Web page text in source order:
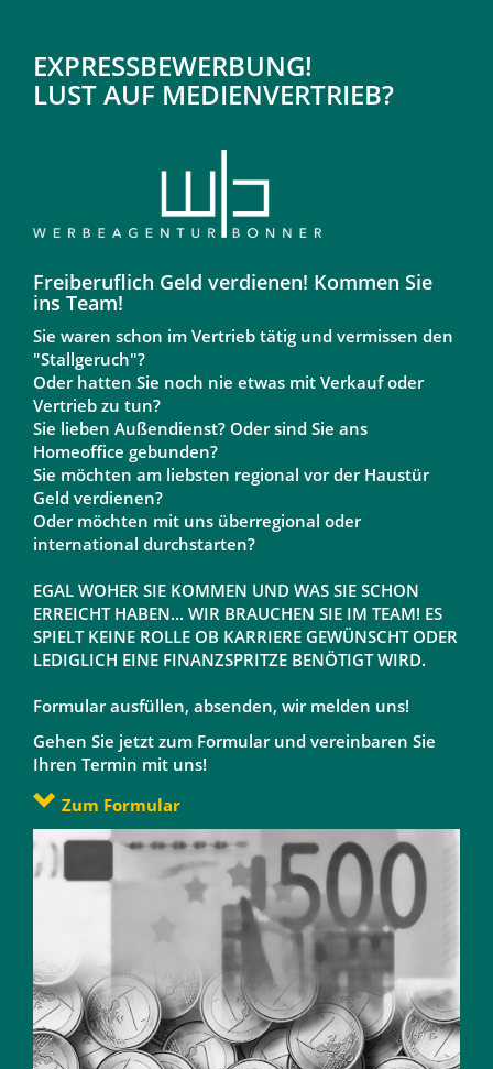
EXPRESSBEWERBUNG!
LUST AUF MEDIENVERTRIEB?
Freiberuflich Geld verdienen! Kommen Sie
ins Team!
Sie waren schon im Vertrieb tätig und vermissen den
"Stallgeruch"?
Oder hatten Sie noch nie etwas mit Verkauf oder
Vertrieb zu tun?
Sie lieben Außendienst? Oder sind Sie ans
Homeoffice gebunden?
Sie möchten am liebsten regional vor der Haustür
Geld verdienen?
Oder möchten mit uns überregional oder
international durchstarten?
EGAL WOHER SIE KOMMEN UND WAS SIE SCHON
ERREICHT HABEN... WIR BRAUCHEN SIE IM TEAM! ES
SPIELT KEINE ROLLE OB KARRIERE GEWÜNSCHT ODER
LEDIGLICH EINE FINANZSPRITZE BENÖTIGT WIRD.
Formular ausfüllen, absenden, wir melden uns!
Gehen Sie jetzt zum Formular und vereinbaren Sie
Ihren Termin mit uns!
Zum Formular